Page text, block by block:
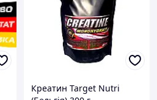
Креатин Target Nutri